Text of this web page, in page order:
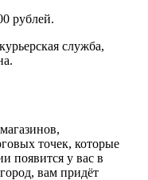
рублей.
служба,
точек, которые
появится у вас в
вам придёт